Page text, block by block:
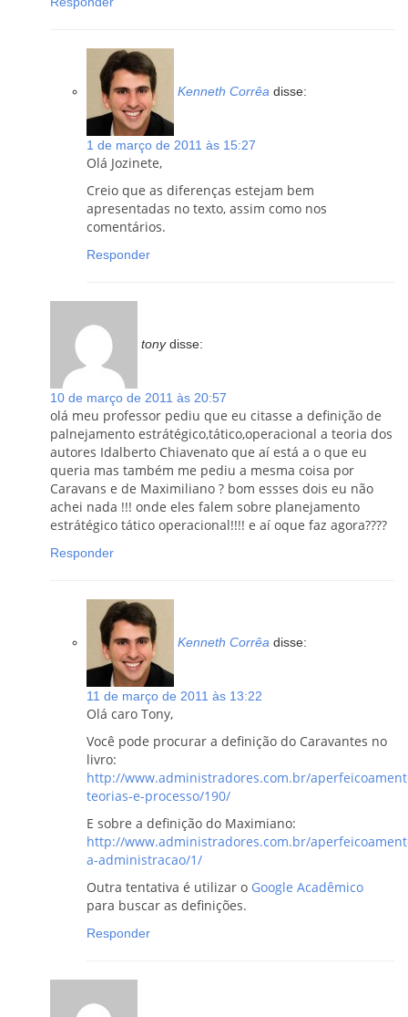
Kenneth Corrêa disse:
1 de março de 2011 às 15:27
Olá Jozinete,
Creio que as diferenças estejam bem
apresentadas no texto, assim como nos
comentários.
Responder
tony disse:
10 de março de 2011 às 20:57
olá meu professor pediu que eu citasse a definição de
palnejamento estrátégico,tático,operacional a teoria dos
autores Idalberto Chiavenato que aí está a o que eu
queria mas também me pediu a mesma coisa por
Caravans e de Maximiliano ? bom essses dois eu não
achei nada !!! onde eles falem sobre planejamento
estrátégico tático operacional!!!! e aí oque faz agora????
Responder
Kenneth Corrêa disse:
11 de março de 2011 às 13:22
Olá caro Tony,
Você pode procurar a definição do Caravantes no
livro:
http://www.administradores.com.br/
teorias-e-processo/190/
E sobre a definição do Maximiano:
http://www.administradores.com.br/
a-administracao/1/
Outra tentativa é utilizar o Google Acadêmico
para buscar as definições.
Responder